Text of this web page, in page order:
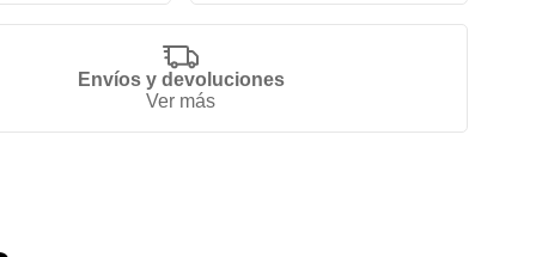
Envíos y devoluciones
Ver más